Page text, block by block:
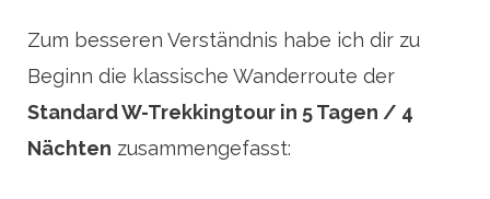
Zum besseren Verständnis habe ich dir zu
Beginn die klassische Wanderroute der
Standard W-Trekkingtour in 5 Tagen / 4
Nächten zusammengefasst: